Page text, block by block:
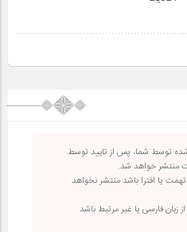
توسط شما، پس از تایید توسط
منتشر خواهد شد.
یا افترا باشد منتشر نخواهد
زبان فارسی یا غیر مرتبط باشد